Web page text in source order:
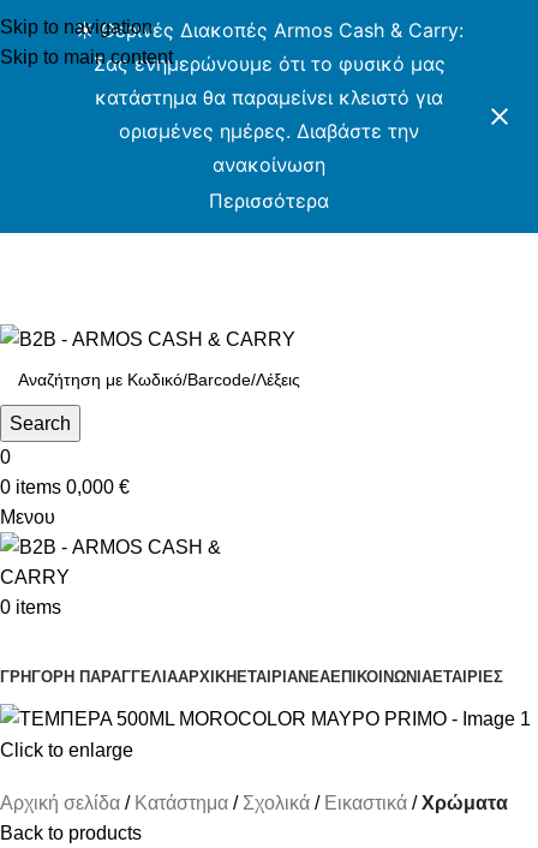
Skip to navigation
Skip to main content
☀️ Θερινές Διακοπές Armos Cash & Carry:
Σας ενημερώνουμε ότι το φυσικό μας
κατάστημα θα παραμείνει κλειστό για
ορισμένες ημέρες. Διαβάστε την
ανακοίνωση
Περισσότερα
Search
0
0 items 0,000 €
Μενου
0 items
ΓΡΗΓΟΡΗ ΠΑΡΑΓΓΕΛΙΑΑΡΧΙΚΗ ΕΤΑΙΡΙΑΝΕΑΕΠΙΚΟΙΝΩΝΙΑΕΤΑΙΡΙΕΣ
Click to enlarge
Αρχική σελίδα Κατάστημα Σχολικά Εικαστικά
Χρώματα
Back to products